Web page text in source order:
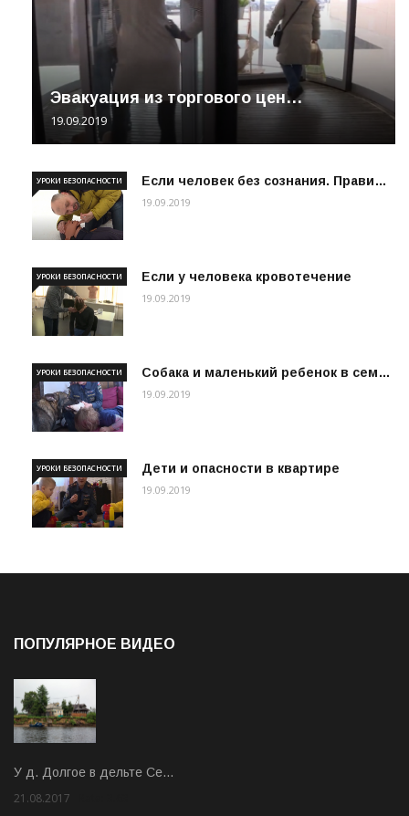
Эвакуация из торгового цен…
19.09.2019
Если человек без сознания. Прави…
УРОКИ БЕЗОПАСНОСТИ
19.09.2019
Если у человека кровотечение
УРОКИ БЕЗОПАСНОСТИ
19.09.2019
Собака и маленький ребенок в сем…
УРОКИ БЕЗОПАСНОСТИ
19.09.2019
Дети и опасности в квартире
УРОКИ БЕЗОПАСНОСТИ
19.09.2019
ПОПУЛЯРНОЕ ВИДЕО
У д. Долгое в дельте Се…
21.08.2017